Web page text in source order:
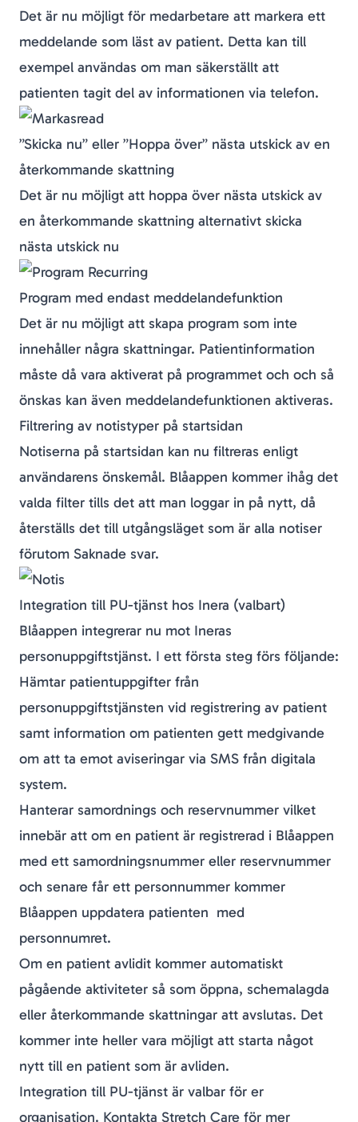
Det är nu möjligt för medarbetare att markera ett
meddelande som läst av patient. Detta kan till
exempel användas om man säkerställt att
patienten tagit del av informationen via telefon.
”Skicka nu” eller ”Hoppa över” nästa utskick av en
återkommande skattning
Det är nu möjligt att hoppa över nästa utskick av
en återkommande skattning alternativt skicka
nästa utskick nu
Program med endast meddelandefunktion
Det är nu möjligt att skapa program som inte
innehåller några skattningar. Patientinformation
måste då vara aktiverat på programmet och och så
önskas kan även meddelandefunktionen aktiveras.
Filtrering av notistyper på startsidan
Notiserna på startsidan kan nu filtreras enligt
användarens önskemål. Blåappen kommer ihåg det
valda filter tills det att man loggar in på nytt, då
återställs det till utgångsläget som är alla notiser
förutom Saknade svar.
Integration till PU-tjänst hos Inera (valbart)
Blåappen integrerar nu mot Ineras
personuppgiftstjänst. I ett första steg förs följande:
Hämtar patientuppgifter från
personuppgiftstjänsten vid registrering av patient
samt information om patienten gett medgivande
om att ta emot aviseringar via SMS från digitala
system.
Hanterar samordnings och reservnummer vilket
innebär att om en patient är registrerad i Blåappen
med ett samordningsnummer eller reservnummer
och senare får ett personnummer kommer
Blåappen uppdatera patienten med
personnumret.
Om en patient avlidit kommer automatiskt
pågående aktiviteter så som öppna, schemalagda
eller återkommande skattningar att avslutas. Det
kommer inte heller vara möjligt att starta något
nytt till en patient som är avliden.
Integration till PU-tjänst är valbar för er
organisation. Kontakta Stretch Care för mer